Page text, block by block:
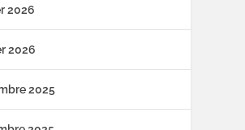
2026
2026
2025